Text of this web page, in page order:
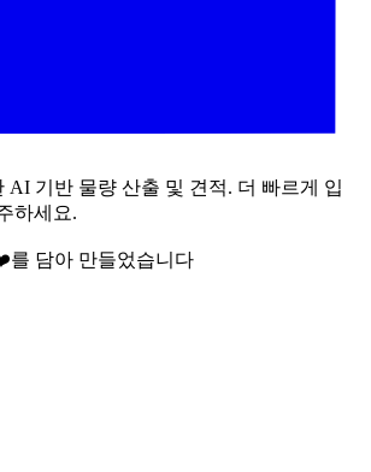
AI 기반 물량 산출 및 견적. 더 빠르게 입
하세요.
를 담아 만들었습니다